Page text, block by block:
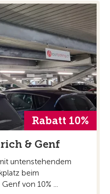
Rabatt 10%
& Genf
untenstehendem
beim
von 10% ...